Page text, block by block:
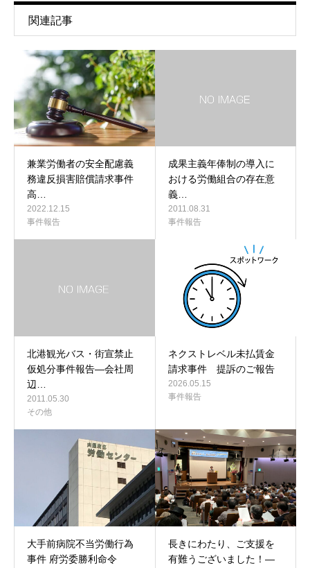
関連記事
兼業労働者の安全配慮義
務違反損害賠償請求事件
高…
2022.12.15
事件報告
成果主義年俸制の導入に
おける労働組合の存在意
義…
2011.08.31
事件報告
北港観光バス・街宣禁止
仮処分事件報告―会社周
辺…
2011.05.30
その他
ネクストレベル未払賃金
請求事件 提訴のご報告
2026.05.15
事件報告
大手前病院不当労働行為
事件 府労委勝利命令
長きにわたり、ご支援を
有難うございました！―